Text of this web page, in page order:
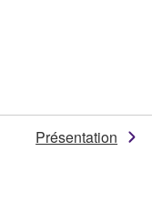
Présentation